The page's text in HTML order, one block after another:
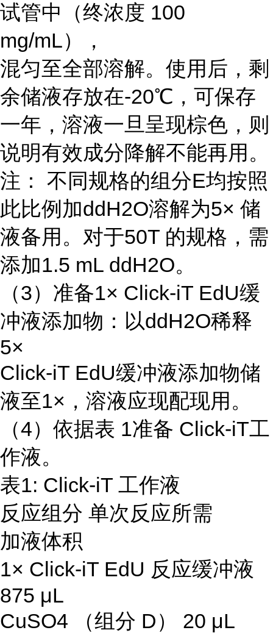
试管中（终浓度 100
mg/mL），
混匀至全部溶解。使用后，剩
余储液存放在-20℃，可保存
一年，溶液一旦呈现棕色，则
说明有效成分降解不能再用。
注： 不同规格的组分E均按照
此比例加ddH2O溶解为5× 储
液备用。对于50T 的规格，需
添加1.5 mL ddH2O。
（3）准备1× Click-iT EdU缓
冲液添加物：以ddH2O稀释
5×
Click-iT EdU缓冲液添加物储
液至1×，溶液应现配现用。
（4）依据表 1准备 Click-iT工
作液。
表1: Click-iT 工作液
反应组分 单次反应所需
加液体积
1× Click-iT EdU 反应缓冲液
875 μL
CuSO4 （组分 D） 20 μL